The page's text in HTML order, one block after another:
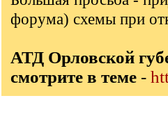
форума) схемы при
АТД Орловской
смотрите в теме -